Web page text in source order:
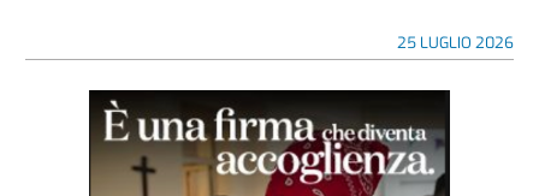
25 LUGLIO 2026